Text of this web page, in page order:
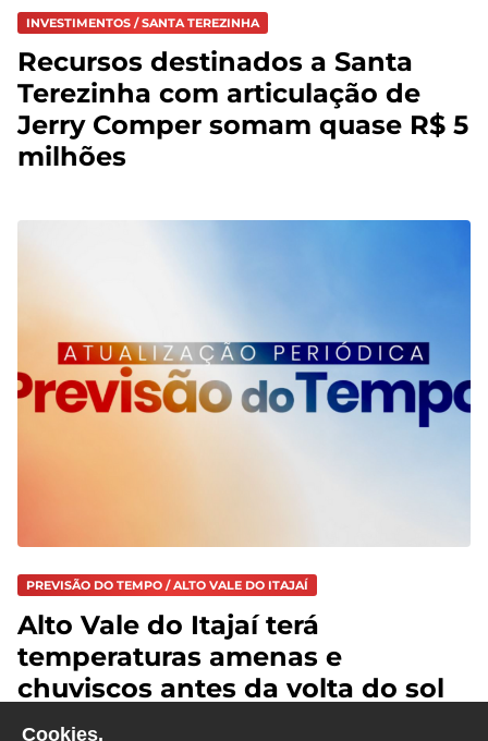
INVESTIMENTOS / SANTA TEREZINHA
Recursos destinados a Santa
Terezinha com articulação de
Jerry Comper somam quase R$ 5
milhões
PREVISÃO DO TEMPO / ALTO VALE DO ITAJAÍ
Alto Vale do Itajaí terá
temperaturas amenas e
chuviscos antes da volta do sol
Cookies.